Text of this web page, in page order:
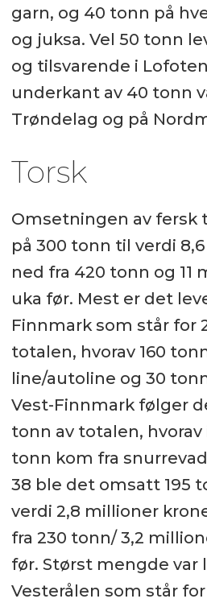
garn, og 40 tonn på
og juksa. Vel 50 tonn
og tilsvarende i
underkant av 40 tonn
Trøndelag og på
Torsk
Omsetningen av fersk
på 300 tonn til verdi
ned fra 420 tonn og 11
uka før. Mest er det
Finnmark som står for
totalen, hvorav 160
line/autoline og 30
Vest-Finnmark følger
tonn av totalen,
tonn kom fra
38 ble det omsatt 195
verdi 2,8 millioner
fra 230 tonn/ 3,2
før. Størst mengde var
Vesterålen som står